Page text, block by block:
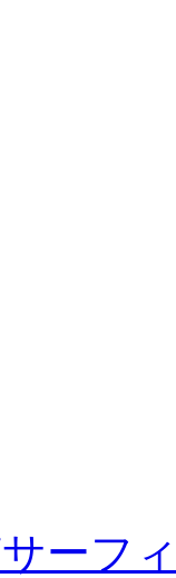
ーフ